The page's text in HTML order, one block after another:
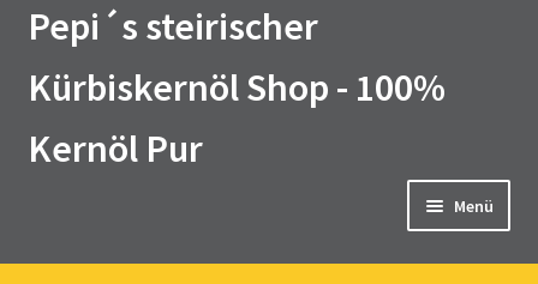
Pepi´s steirischer
Kürbiskernöl Shop - 100%
Kernöl Pur
Menü
Home